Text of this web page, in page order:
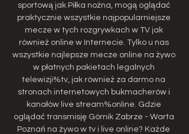
sportową jak Piłka nożna, mogą oglądać
praktycznie wszystkie najpopularniejsze
mecze w tych rozgrywkach w TV jak
również online w Internecie. Tylko u nas
wszystkie najlepsze mecze online na żywo
w płatnych pakietach legalnych
telewizji%tv, jak również za darmo na
stronach internetowych bukmacherów i
kanałów live stream%online. Gdzie
oglądać transmisję Górnik Zabrze - Warta
Poznań na żywo w tv i live online? Każde